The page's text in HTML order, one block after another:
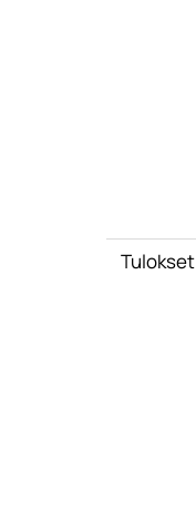
Tulokset